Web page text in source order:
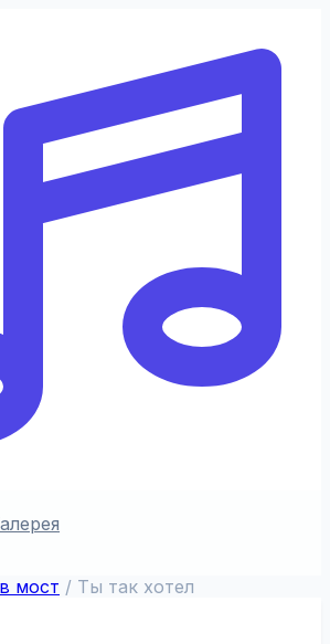
мост / Ты так хотел